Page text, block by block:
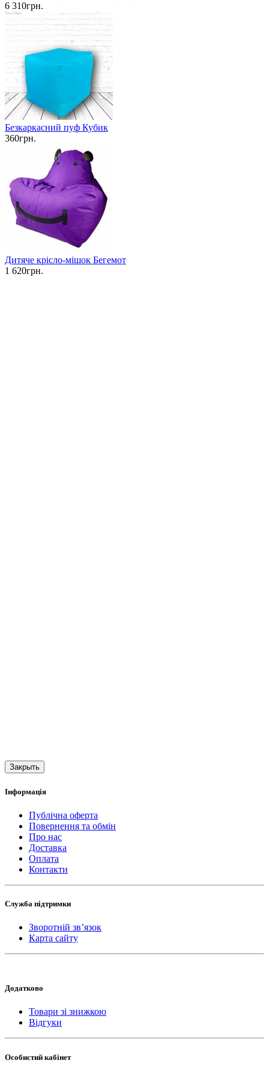
6 310грн.
Безкаркасний пуф Кубик
360грн.
Дитяче крісло-мішок Бегемот
1 620грн.
Закрыть
Інформація
Публічна оферта
Повернення та обмін
Про нас
Доставка
Оплата
Контакти
Служба підтримки
Зворотній зв’язок
Карта сайту
Додатково
Товари зі знижкою
Відгуки
Особистий кабінет